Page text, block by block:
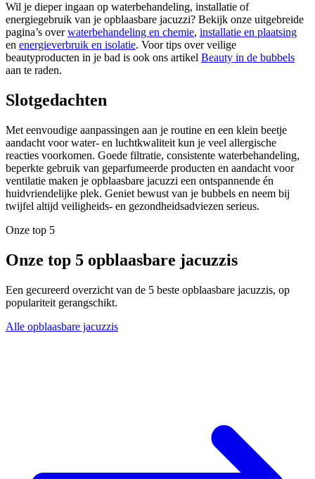
Wil je dieper ingaan op waterbehandeling, installatie of
energiegebruik van je opblaasbare jacuzzi? Bekijk onze uitgebreide
pagina’s overwaterbehandeling en chemie, installatie en plaatsing
en energieverbruik en isolatie. Voor tips over veilige
beautyproducten in je bad is ook ons artikel Beauty in de bubbels
aan te raden.
Slotgedachten
Met eenvoudige aanpassingen aan je routine en een klein beetje
aandacht voor water- en luchtkwaliteit kun je veel allergische
reacties voorkomen. Goede filtratie, consistente waterbehandeling,
beperkte gebruik van geparfumeerde producten en aandacht voor
ventilatie maken je opblaasbare jacuzzi een ontspannende én
huidvriendelijke plek. Geniet bewust van je bubbels en neem bij
twijfel altijd veiligheids- en gezondheidsadviezen serieus.
Onze top 5
Onze top 5 opblaasbare jacuzzis
Een gecureerd overzicht van de 5 beste opblaasbare jacuzzis, op
populariteit gerangschikt.
Alle opblaasbare jacuzzis